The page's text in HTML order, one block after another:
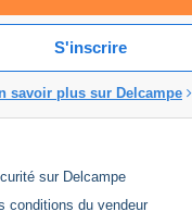
S'inscrire
savoir plus sur Delcampe
sur Delcampe
conditions du vendeur